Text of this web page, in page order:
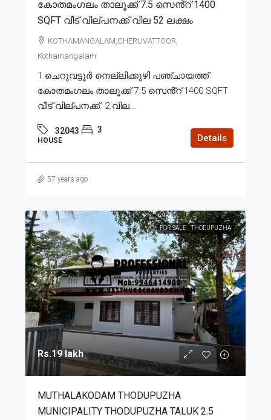
കോതമംഗലം താലൂക്ക് 7.5 സെൻ്റ് 1400
SQFT വീട് വില്പനക്ക് വില 52 ലക്ഷം
KOTHAMANGALAM,CHERUVATTOOR,
Kothamangalam
1.ചെറുവട്ടൂർ നെല്ലിക്കുഴി പഞ്ചായത്ത്
കോതമംഗലം താലൂക്ക് 7.5 സെൻ്റ് 1400 SQFT
വീട് വില്പനക്ക്. 2.വില...
32043 3
HOUSE Details
57 years ago
FOR SALE THODUPUZHA
Rs.19 lakh
MUTHALAKODAM THODUPUZHA
MUNICIPALITY THODUPUZHA TALUK 2.5